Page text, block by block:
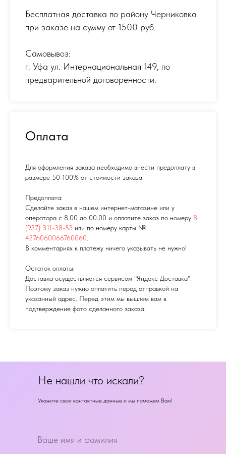
Бесплатная доставка по району Черниковка
при заказе на сумму от 1500 руб.
Самовывоз:
г. Уфа ул. Интернациональная 149, по
предварительной договоренности.
Оплата
Для оформления заказа необходимо внести предоплату в
размере 50-100% от стоимости заказа.
Предоплата:
Сделайте заказ в нашем интернет-магазине или у
оператора с 8.00 до 00.00 и оплатите заказ по номеру 8
(937) 311-38-53 или по номеру карты №
4276060066760060
В комментариях к платежу ничего указывать не нужно!
Остаток оплаты:
Доставка осуществляется сервисом "Яндекс Доставка".
Поэтому заказ нужно оплатить перед отправкой на
указанный адрес. Перед этим мы вышлем вам в
подтверждение фото сделанного заказа.
Не нашли что искали?
Укажите свои контактные данные и мы поможем Вам!